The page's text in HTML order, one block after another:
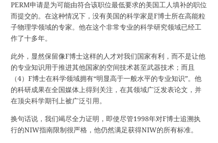
PERM申请是为可能由符合该职位最低要求的美国工人填补的职位
而提交的。在这种情况下，没有美国的科学家是F博士所在高能粒
子物理学领域的专家。他在这个非常专业的科学研究领域已经工
作了十多年。
此外，显然保留像F博士这样的人才对我们国家有利，而不是让他
的专业知识用于推进其他国家的空间技术甚至武器技术；而且
（4）F博士在科学领域拥有“明显高于一般水平的专业知识”。他
的科研成果在全国媒体上得到关注，在其领域广泛发表论文，并
在顶尖科学期刊上被广泛引用。
换句话说，我们竭尽全力证明，即使尽管1998年对F博士追溯执
行的NIW指南限制很严格，他仍然满足获得NIW的所有标准。